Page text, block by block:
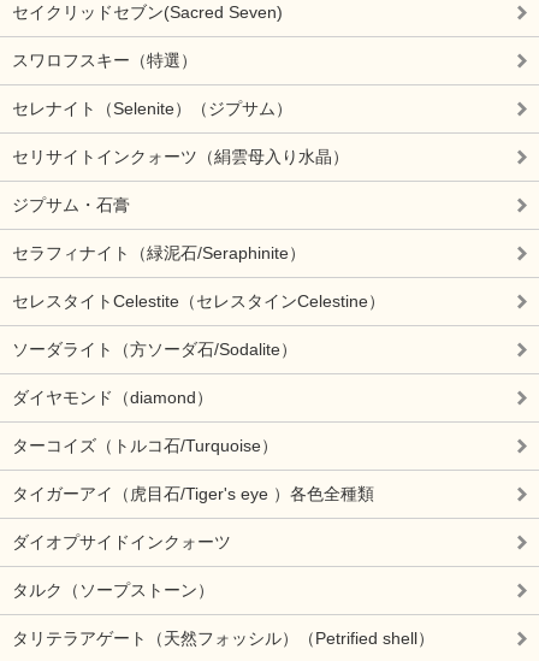
セイクリッドセブン(Sacred Seven)
スワロフスキー（特選）
セレナイト（Selenite）（ジプサム）
セリサイトインクォーツ（絹雲母入り水晶）
ジプサム・石膏
セラフィナイト（緑泥石/Seraphinite）
セレスタイトCelestite（セレスタインCelestine）
ソーダライト（方ソーダ石/Sodalite）
ダイヤモンド（diamond）
ターコイズ（トルコ石/Turquoise）
タイガーアイ（虎目石/Tiger's eye ）各色全種類
ダイオプサイドインクォーツ
タルク（ソープストーン）
タリテラアゲート（天然フォッシル）（Petrified shell）